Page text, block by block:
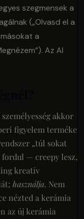
szegmensek a
(„Olvasd el a
a
Az AI
akkor
figyelem terméke
„túl sokat
fordul — creepy lesz,
kreatív
használja. Nem
nézted a kerámia
az új kerámia